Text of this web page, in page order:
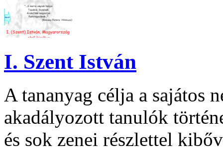
I. Szent István
A tananyag célja a sajátos
akadályozott tanulók
és sok zenei részlettel